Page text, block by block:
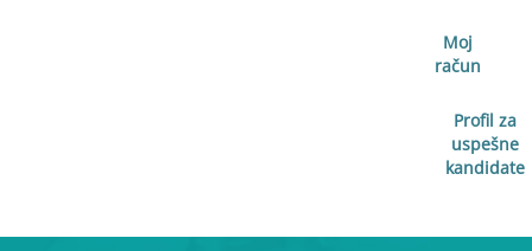
Moj
račun
Profil za
uspešne
kandidate